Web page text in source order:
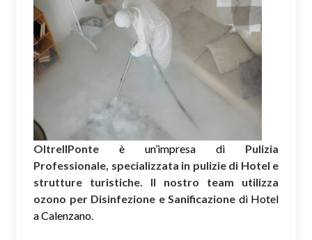
OltreIlPonte è un’impresa di Pulizia
Professionale, specializzata in pulizie di Hotel e
strutture turistiche. Il nostro team utilizza
ozono per Disinfezione e Sanificazione di Hotel
a Calenzano.